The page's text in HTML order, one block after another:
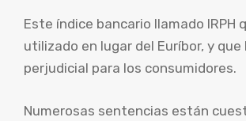
Este índice bancario llamado IRPH
utilizado en lugar del Euríbor, y
perjudicial para los consumidores.
Numerosas sentencias están